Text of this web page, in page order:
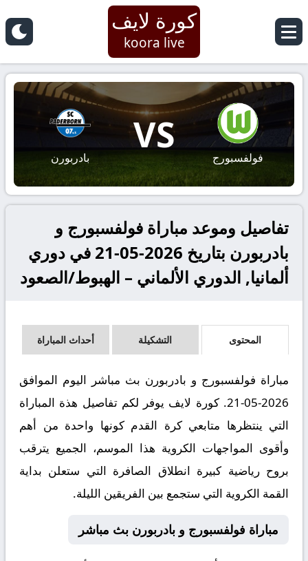
كورة لايف
koora live
فولفسبورج
VS
بادربورن
تفاصيل وموعد مباراة فولفسبورج و
بادربورن بتاريخ 2026-05-21 في دوري
ألمانيا, الدوري الألماني – الهبوط/الصعود
المحتوى التشكيلة أحداث المباراة
مباراة فولفسبورج و بادربورن بث مباشر اليوم الموافق
2026-05-21. كورة لايف يوفر لكم تفاصيل هذة المباراة
التي ينتظرها متابعي كرة القدم كونها واحدة من أهم
وأقوى المواجهات الكروية هذا الموسم، الجميع يترقب
بروح رياضية كبيرة انطلاق الصافرة التي ستعلن بداية
القمة الكروية التي ستجمع بين الفريقين الليلة.
مباراة فولفسبورج و بادربورن بث مباشر